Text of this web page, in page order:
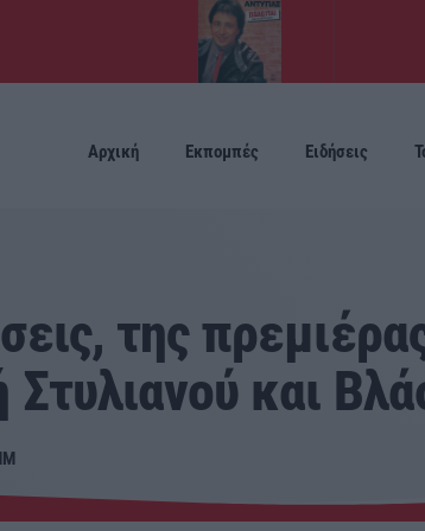
Αρχική Εκπομπές Ειδήσεις
της
Στυλιανού και